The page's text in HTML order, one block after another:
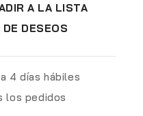
A LA LISTA
DE DESEOS
4 días hábiles
los pedidos